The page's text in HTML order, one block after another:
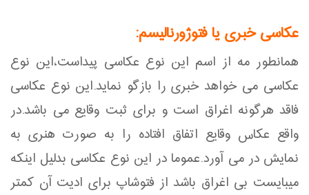
عکاسی خبری یا فتوژورنالیسم:
همانطور مه از اسم این نوع عکاسی پیداست،این نوع
عکاسی می خواهد خبری را بازگو نماید.این نوع عکاسی
فاقد هرگونه اغراق است و برای ثبت وقایع می باشد.در
واقع عکاس وقایع اتفاق افتاده را به صورت هنری به
نمایش در می آورد.عموما در این نوع عکاسی بدلیل اینکه
میبایست بی اغراق باشد از فتوشاپ برای ادیت آن کمتر